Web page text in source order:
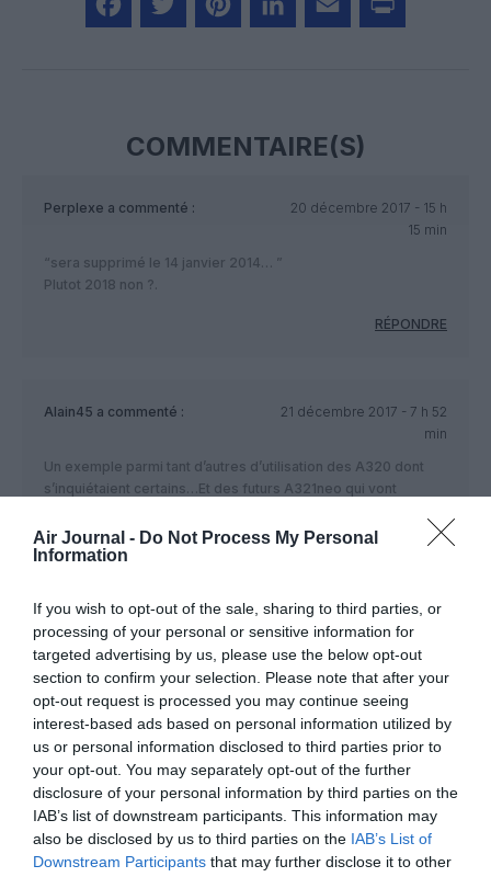
Air Journal - Do Not Process My Personal
Information
If you wish to opt-out of the sale, sharing to third parties, or
processing of your personal or sensitive information for
targeted advertising by us, please use the below opt-out
section to confirm your selection. Please note that after your
opt-out request is processed you may continue seeing
interest-based ads based on personal information utilized by
us or personal information disclosed to third parties prior to
your opt-out. You may separately opt-out of the further
disclosure of your personal information by third parties on the
IAB’s list of downstream participants. This information may
also be disclosed by us to third parties on the IAB’s List of
Downstream Participants that may further disclose it to other
COMMENTAIRE(S)
Perplexe a commenté :
20 décembre 2017 - 15 h
15 min
“sera supprimé le 14 janvier 2014… ”
Plutot 2018 non ?.
RÉPONDRE
Alain45 a commenté :
21 décembre 2017 - 7 h 52
min
Un exemple parmi tant d’autres d’utilisation des A320 dont
s’inquiétaient certains…Et des futurs A321neo qui vont
(sa commande d’A320 devenue A321 et de B737 remonte
d’ailleurs bien avant la guerre froide avec ses voisins).
nécessitent pas un gros porteur.
RÉPONDRE
Peta commenté :
22 décembre 2017 - 7 h
52 min
Fermer Teheran.. quelle vision étriquée!
La seule raison en étant religieuse.
Le monde avance.